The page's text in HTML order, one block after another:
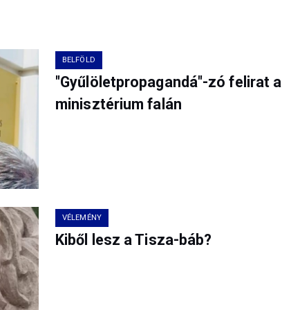
BELFÖLD
"Gyűlöletpropagandá"-zó felirat a
minisztérium falán
VÉLEMÉNY
Kiből lesz a Tisza-báb?